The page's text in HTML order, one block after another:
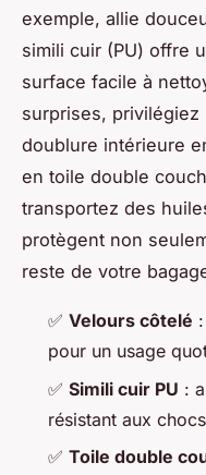
exemple, allie
simili cuir (PU) offre
surface facile à
surprises,
doublure intérieure
en toile double
transportez des
protègent non
reste de votre
✅ Velours côtelé
pour un usage
✅ Simili cuir PU :
résistant aux
✅ Toile double